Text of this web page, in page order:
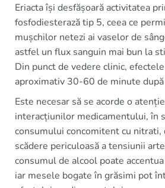
Eriacta își desfășoară activitatea
fosfodiesterază tip 5, ceea ce
mușchilor netezi ai vaselor de
astfel un flux sanguin mai bun la
Din punct de vedere clinic,
aproximativ 30-60 de minute
Este necesar să se acorde o
interacțiunilor medicamentului, în
consumului concomitent cu nitrati,
scădere periculoasă a tensiunii
consumul de alcool poate
iar mesele bogate în grăsimi pot